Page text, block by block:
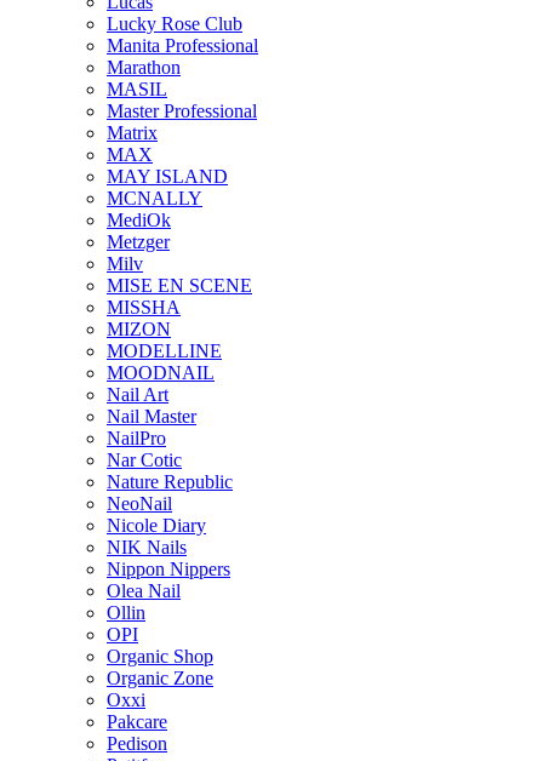
Lucky Rose Club
Manita Professional
Marathon
MASIL
Master Professional
Matrix
MAX
MAY ISLAND
MCNALLY
MediOk
Metzger
Milv
MISE EN SCENE
MISSHA
MIZON
MODELLINE
MOODNAIL
Nail Art
Nail Master
NailPro
Nar Cotic
Nature Republic
NeoNail
Nicole Diary
NIK Nails
Nippon Nippers
Olea Nail
Ollin
OPI
Organic Shop
Organic Zone
Oxxi
Pakcare
Pedison